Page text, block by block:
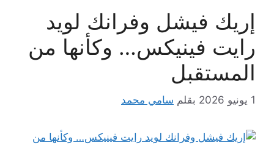
إريك فيشل وفرانك لويد
رايت فينيكس… وكأنها من
المستقبل
1 يونيو 2026 بقلم سامي محمد